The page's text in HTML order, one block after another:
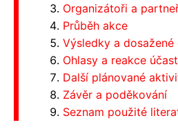
Organizátoři a
Průběh akce
Výsledky a dosažené
Ohlasy a reakce
Další plánované
Závěr a poděkování
Seznam použité